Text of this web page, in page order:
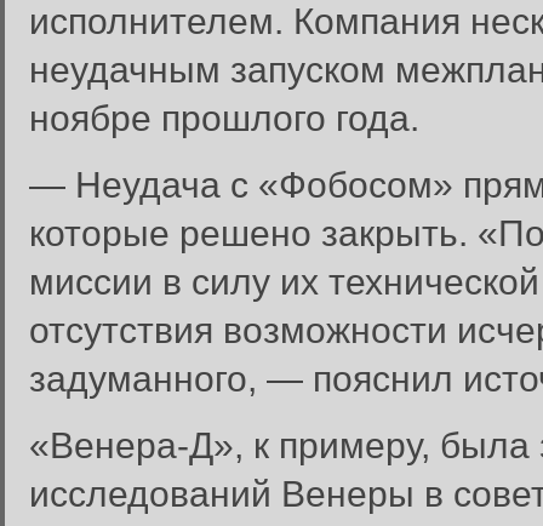
исполнителем. Компания
неудачным запуском
ноябре прошлого года.
— Неудача с «Фобосом»
которые решено закрыть.
миссии в силу их
отсутствия возможности
задуманного, — пояснил
«Венера-Д», к примеру,
исследований Венеры в